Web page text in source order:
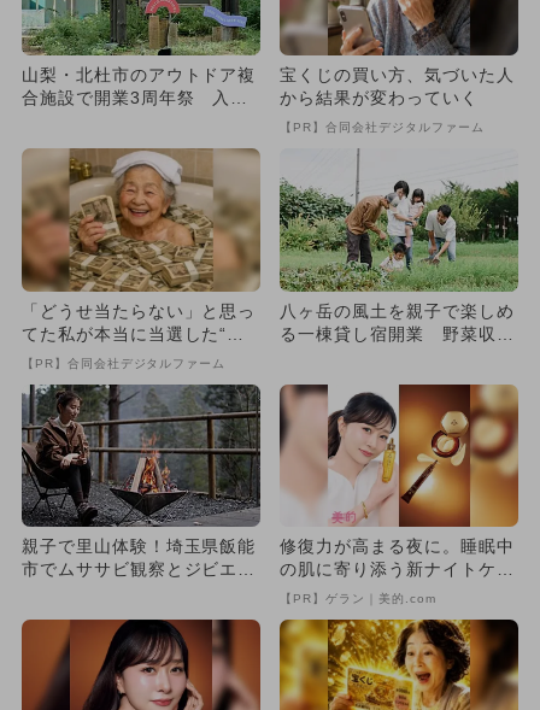
山梨・北杜市のアウトドア複
合施設で開業3周年祭 入場
も
宝くじの買い方、気づいた人
から結果が変わっていく
【PR】合同会社デジタルファーム
「どうせ当たらない」と思っ
てた私が本当に当選した“買
い方”がこれ
【PR】合同会社デジタルファーム
八ヶ岳の風土を親子で楽しめ
る一棟貸し宿開業 野菜収穫
親子で里山体験！埼玉県飯能
市でムササビ観察とジビエ解
O...
修復力が高まる夜に。睡眠中
の肌に寄り添う新ナイトケア
が誕生！
【PR】ゲラン｜美的.com